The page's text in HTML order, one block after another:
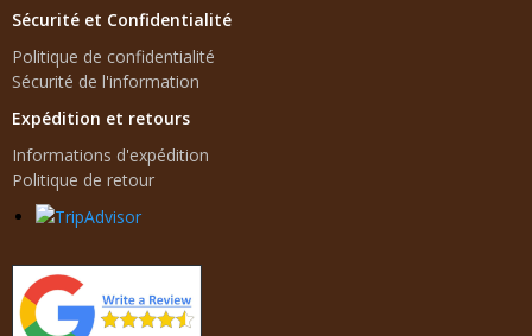
Sécurité et Confidentialité
Politique de confidentialité
Sécurité de l'information
Expédition et retours
Informations d'expédition
Politique de retour